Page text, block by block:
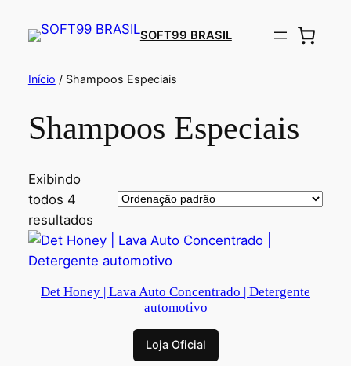
SOFT99 BRASIL
Início / Shampoos Especiais
Shampoos Especiais
Exibindo
todos 4
resultados
Det Honey | Lava Auto Concentrado | Detergente
automotivo
Loja Oficial